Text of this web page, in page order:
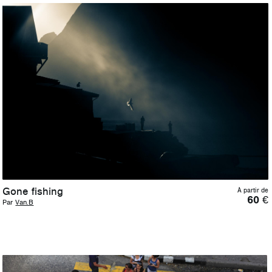
Gone fishing
Par Van.B
À partir de
60€